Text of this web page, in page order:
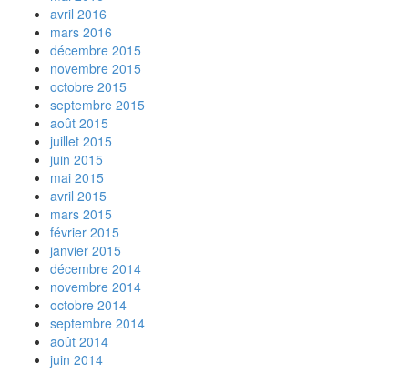
avril 2016
mars 2016
décembre 2015
novembre 2015
octobre 2015
septembre 2015
août 2015
juillet 2015
juin 2015
mai 2015
avril 2015
mars 2015
février 2015
janvier 2015
décembre 2014
novembre 2014
octobre 2014
septembre 2014
août 2014
juin 2014